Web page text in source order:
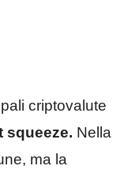
criptovalute
squeeze. Nella
ma la